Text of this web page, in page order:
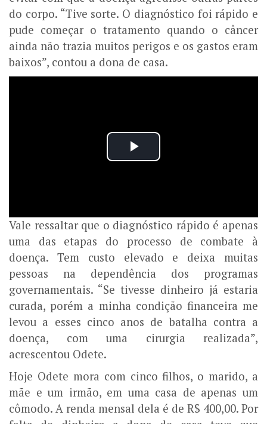
do corpo. “Tive sorte. O diagnóstico foi rápido e
pude começar o tratamento quando o câncer
ainda não trazia muitos perigos e os gastos eram
baixos”, contou a dona de casa.
Vale ressaltar que o diagnóstico rápido é apenas
uma das etapas do processo de combate à
doença. Tem custo elevado e deixa muitas
pessoas na dependência dos programas
governamentais. “Se tivesse dinheiro já estaria
curada, porém a minha condição financeira me
levou a esses cinco anos de batalha contra a
doença, com uma cirurgia realizada”,
acrescentou Odete.
Hoje Odete mora com cinco filhos, o marido, a
mãe e um irmão, em uma casa de apenas um
cômodo. A renda mensal dela é de R$ 400,00. Por